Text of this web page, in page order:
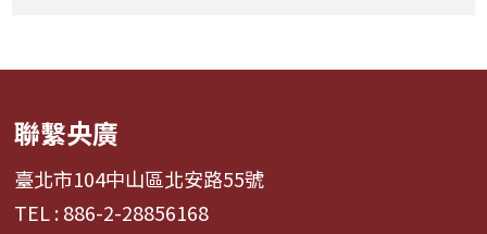
聯繫央廣
臺北市104中山區北安路55號
TEL : 886-2-28856168